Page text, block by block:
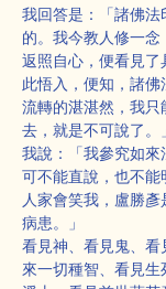
我回答是：「諸佛
的。我今教人修一
返照自心，便看見
此悟入，便知，諸
流轉的湛湛然，我
去，就是不可說了。」
我說：「我參究如
可不能直說，也不能
人家會笑我，盧勝
病患。」
看見神、看見鬼、
來一切種智、看見